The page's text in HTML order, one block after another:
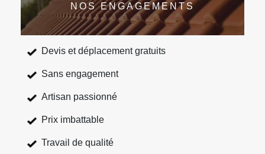
NOS ENGAGEMENTS
Devis et déplacement gratuits
Sans engagement
Artisan passionné
Prix imbattable
Travail de qualité